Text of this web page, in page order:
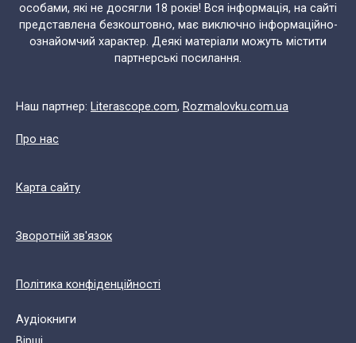
особами, які не досягли 18 років! Вся інформація, на сайті
представлена безкоштовно, має виключно інформаційно-
ознайомчий характер. Деякі матеріали можуть містити
партнерські посилання.
Наш партнер: Literascope.com, Rozmalovku.com.ua
Про нас
Карта сайту
Зворотній зв'язок
Політика конфіденційності
Аудіокниги